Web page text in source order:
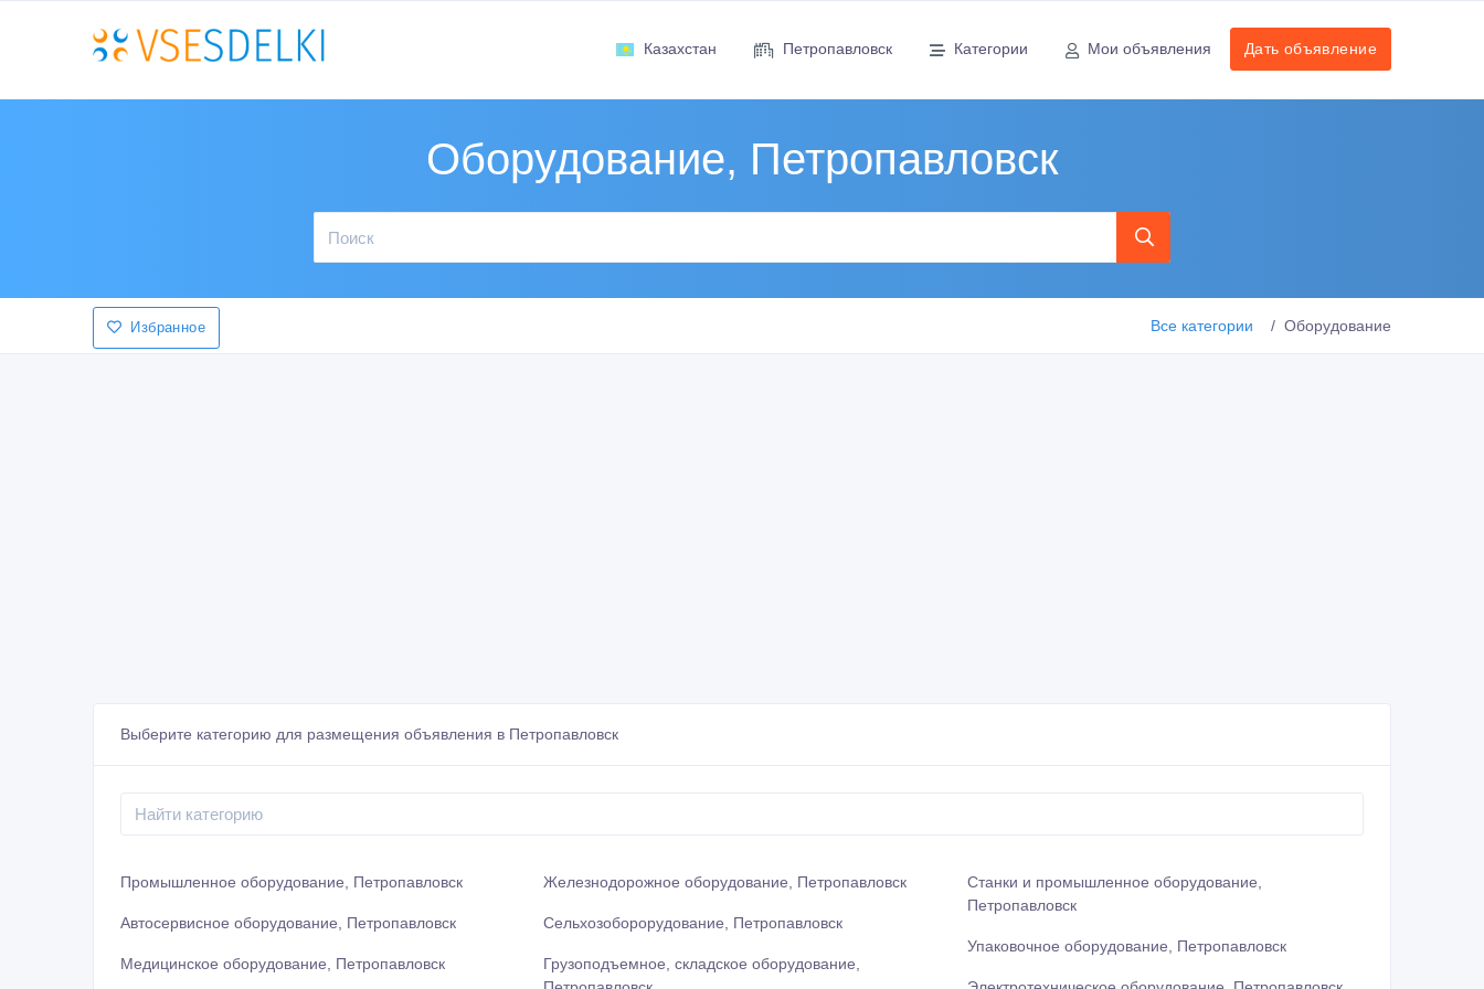
Казахстан Петропавловск Категории Мои объявления Дать объявление
Оборудование, Петропавловск
Избранное Все категории Оборудование
Выберите категорию для размещения объявления в Петропавловск
Промышленное оборудование, Петропавловск
Автосервисное оборудование, Петропавловск
Медицинское оборудование, Петропавловск
Железнодорожное оборудование, Петропавловск
Сельхозоборорудование, Петропавловск
Грузоподъемное, складское оборудование,
Станки и промышленное оборудование,
Петропавловск
Упаковочное оборудование, Петропавловск